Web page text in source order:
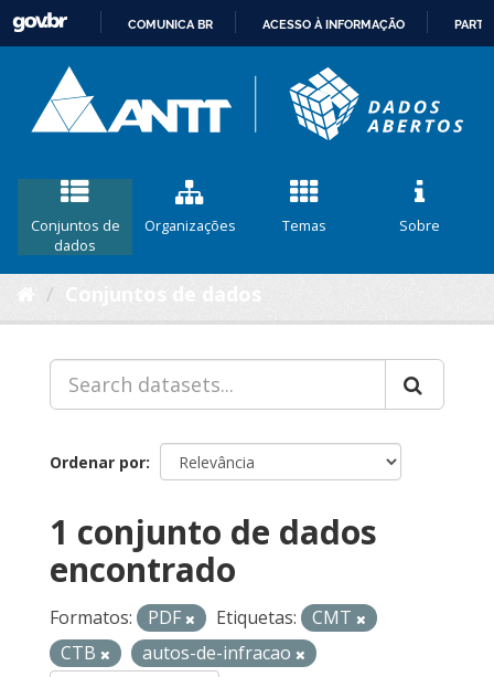
CONTEÚDO
COMUNICA BR ACESSO À INFORMAÇÃO
Conjuntos de
dados
Organizações Temas Sobre
Ordenar por
1 conjunto de dados
encontrado
Formatos: PDF Etiquetas:
CMT
CTB
autos-de-infracao